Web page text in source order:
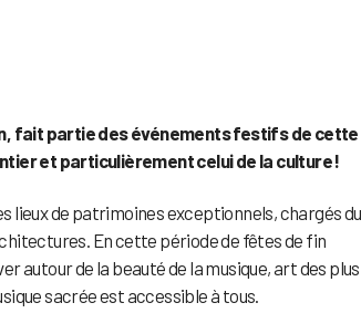
fait partie des événements festifs de
et particulièrement celui de la culture !
lieux de patrimoines exceptionnels, chargés du
En cette période de fêtes de fin
autour de la beauté de la musique, art des plus
sacrée est accessible à tous.